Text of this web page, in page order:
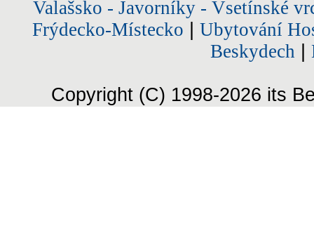
Valašsko - Javorníky - Vsetínské
Frýdecko-Místecko
Ubytování
Beskydech
Copyright (C) 1998-2026 its